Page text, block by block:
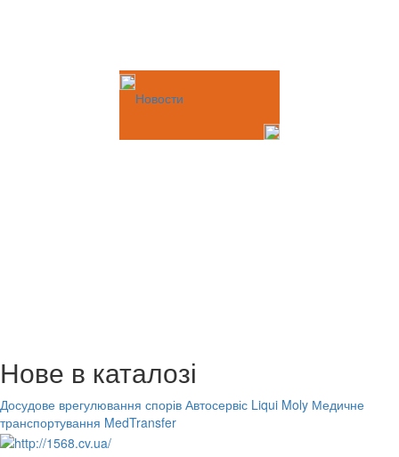
Новости
Нове в каталозі
Досудове врегулювання спорів Автосервіс Liqui Moly Медичне
транспортування MedTransfer